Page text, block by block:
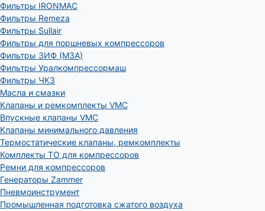
Фильтры IRONMAC
Фильтры Remeza
Фильтры Sullair
Фильтры для поршневых компрессоров
Фильтры ЗИФ (МЗА)
Фильтры Уралкомпрессормаш
Фильтры ЧКЗ
Масла и смазки
Клапаны и ремкомплекты VMC
Впускные клапаны VMC
Клапаны минимального давления
Термостатические клапаны, ремкомплекты
Комплекты ТО для компрессоров
Ремни для компрессоров
Генераторы Zammer
Пневмоинструмент
Промышленная подготовка сжатого воздуха